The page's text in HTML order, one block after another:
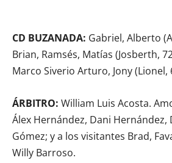
CD BUZANADA: Gabriel, Alberto
Brian, Ramsés, Matías (Josberth,
Marco Siverio Arturo, Jony (Lionel,
ÁRBITRO: William Luis Acosta.
Álex Hernández, Dani Hernández,
Gómez; y a los visitantes Brad,
Willy Barroso.